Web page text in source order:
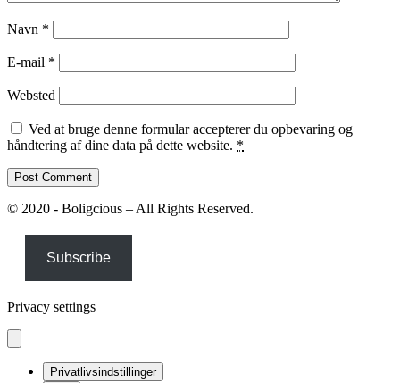
Navn *
E-mail *
Websted
Ved at bruge denne formular accepterer du opbevaring og
håndtering af dine data på dette website. *
© 2020 - Boligcious – All Rights Reserved.
Subscribe
Privacy settings
Privatlivsindstillinger